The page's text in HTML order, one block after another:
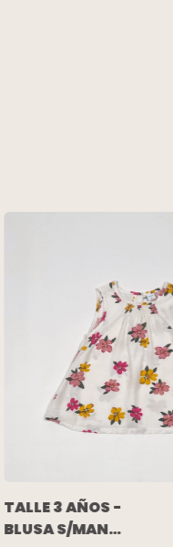
TALLE 3 AÑOS -
BLUSA S/MANGA